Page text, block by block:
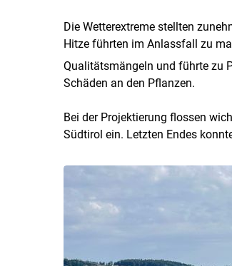
Die Wetterextreme stellten
Hitze führten im Anlassfall zu
Qualitätsmängeln und führte zu
Schäden an den Pflanzen.
Bei der Projektierung flossen
Südtirol ein. Letzten Endes